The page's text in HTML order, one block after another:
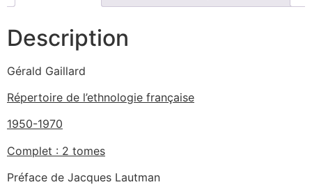
Description
Gérald Gaillard
Répertoire de l’ethnologie française
1950-1970
Complet : 2 tomes
Préface de Jacques Lautman